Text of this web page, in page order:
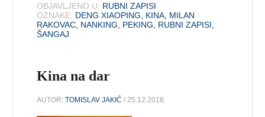
OBJAVLJENO U: RUBNI ZAPISI
OZNAKE: DENG XIAOPING KINA MILAN
RAKOVAC NANKING PEKING RUBNI ZAPISI
ŠANGAJ
Kina na dar
AUTOR:TOMISLAV JAKIĆ / 25.12.2018.